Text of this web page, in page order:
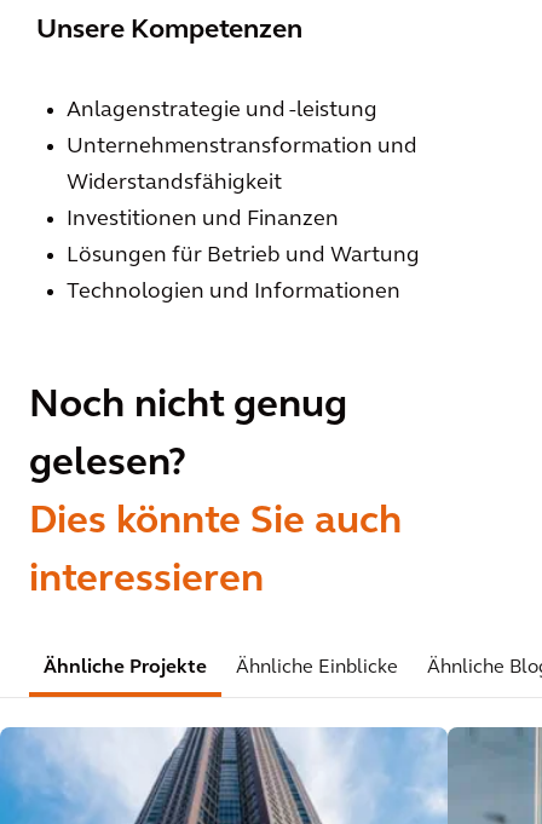
Unsere Kompetenzen
Anlagenstrategie und -leistung
Unternehmenstransformation und
Widerstandsfähigkeit
Investitionen und Finanzen
Lösungen für Betrieb und Wartung
Technologien und Informationen
Noch nicht genug
gelesen?
Dies könnte Sie auch
interessieren
Ähnliche Projekte Ähnliche Einblicke Ähnliche